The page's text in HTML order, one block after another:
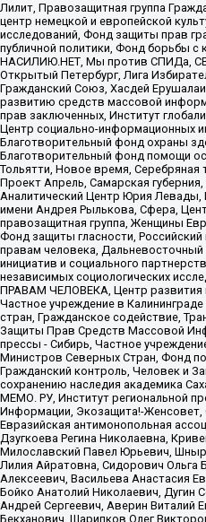
Лилит, Правозащитная группа
центр немецкой и европейской
исследований, Фонд защиты прав
публичной политики, Фонд борьбы с
НАСИЛИЮ.НЕТ, Мы против СПИДа,
Открытый Петербург, Лига
Гражданский Союз, Хасдей
развитию средств массовой
прав заключенных, Институт
Центр социально-информационных
Благотворительный фонд охраны
Благотворительный фонд помощи
Тольятти, Новое время, Серебряная
Проект Апрель, Самарская
Аналитический Центр Юрия Левады,
имени Андрея Рылькова, Сфера,
правозащитная группа, Женщины
Фонд защиты гласности, Российский
правам человека, Дальневосточный
инициатив и социального
независимых социологических
ПРАВАМ ЧЕЛОВЕКА, Центр развития
Частное учреждение в
стран, Гражданское содействие,
Защиты Прав Средств Массовой
прессы - Сибирь, Частное
Министров Северных Стран, Фонд
Гражданский контроль, Человек и
сохранению наследия академика
МЕМО. РУ, Институт региональной
Информации, Экозащита!-Женсовет,
Евразийская антимонопольная
Дзугкоева Регина Николаевна,
Милославский Павел Юрьевич,
Лилия Айратовна, Сидорович Ольга
Алексеевич, Васильева Анастасия
Бойко Анатолий Николаевич, Дугин
Андрей Сергеевич, Аверин Виталий
Бекханович, Шарипков Олег